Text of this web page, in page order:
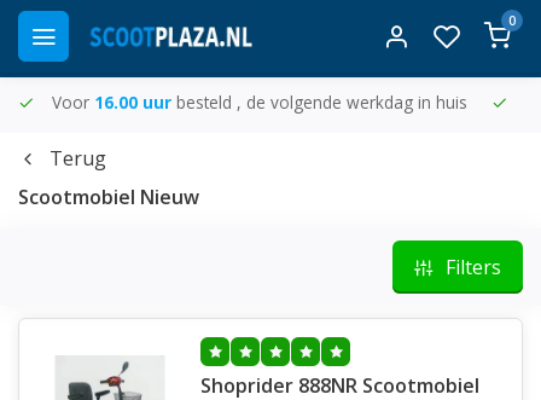
0
Voor 16.00 uur besteld , de volgende werkdag in huis
Terug
Scootmobiel Nieuw
Filters
Shoprider 888NR Scootmobiel